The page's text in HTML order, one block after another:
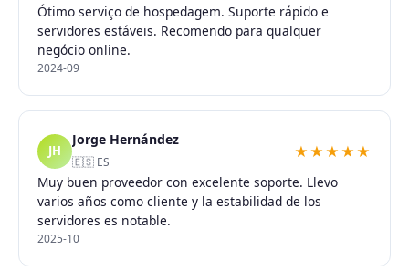
Ótimo serviço de hospedagem. Suporte rápido e
servidores estáveis. Recomendo para qualquer
negócio online.
2024-09
JH
Jorge Hernández
🇪🇸 ES
★★★★★
Muy buen proveedor con excelente soporte. Llevo
varios años como cliente y la estabilidad de los
servidores es notable.
2025-10